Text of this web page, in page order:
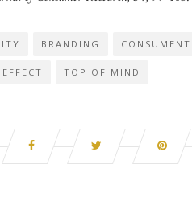
BRANDING
TOP OF MIND